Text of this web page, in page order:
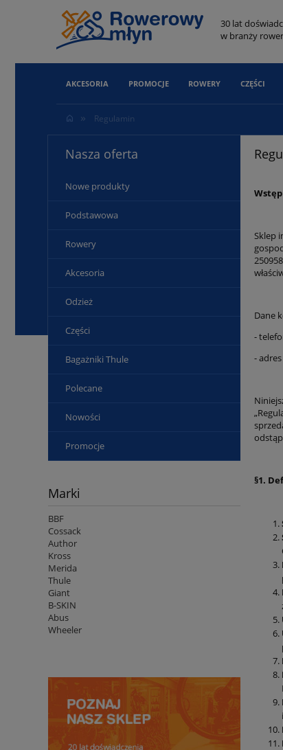
30 lat
w branży
AKCESORIA PROMOCJE ROWERY CZĘŚCI
» Regulamin
Nasza oferta
Nowe produkty
Podstawowa
Rowery
Akcesoria
Odzież
Części
Bagażniki Thule
Polecane
Nowości
Promocje
Marki
BBF
Cossack
Author
Kross
Merida
Thule
Giant
B-SKIN
Abus
Wheeler
Wstęp
Sklep
Dane
-
-
§1.